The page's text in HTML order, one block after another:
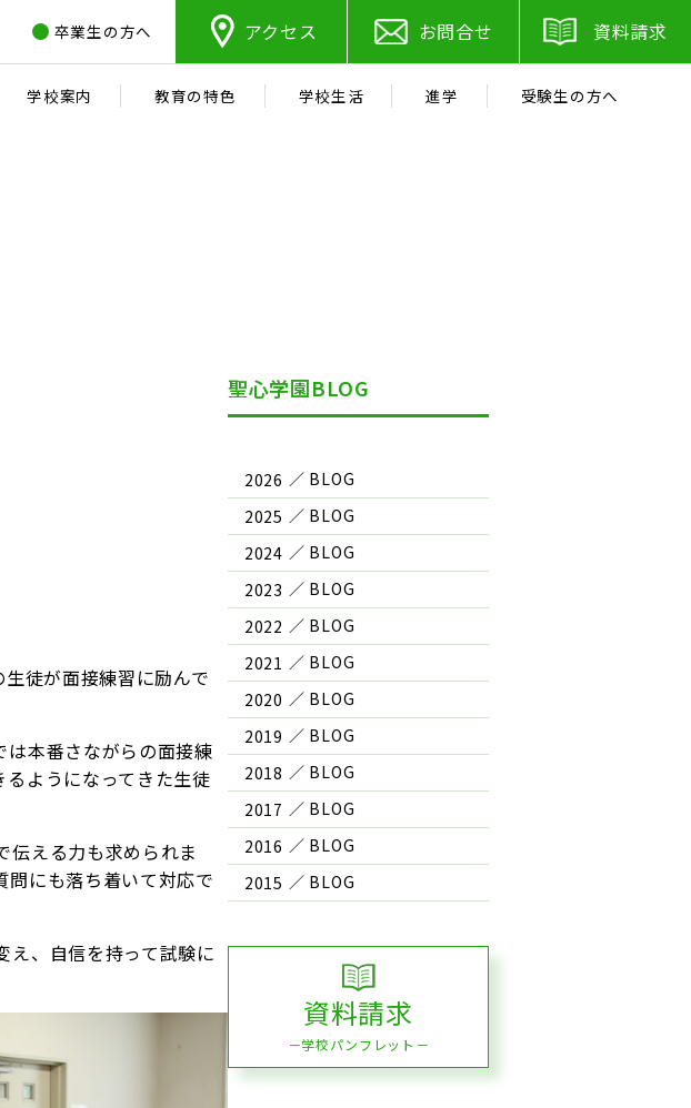
卒業生の方へ アクセス お問合せ 資料請求
学校案内 教育の特色 学校生活 進学 受験生の方へ
徒が面接練習に励んで
本番さながらの面接練
ようになってきた生徒
伝える力も求められま
問にも落ち着いて対応で
え、自信を持って試験に
聖心学園BLOG
2026
2025
2024
2023
2022
2021
2020
2019
2018
2017
2016
2015
資料請求
－学校パンフレット－